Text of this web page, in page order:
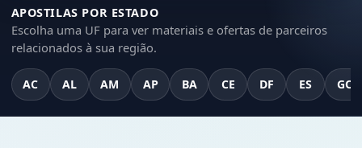
APOSTILAS POR ESTADO
Escolha uma UF para ver materiais e ofertas de parceiros
relacionados à sua região.
AC AL AM AP BA CE DF ES GO